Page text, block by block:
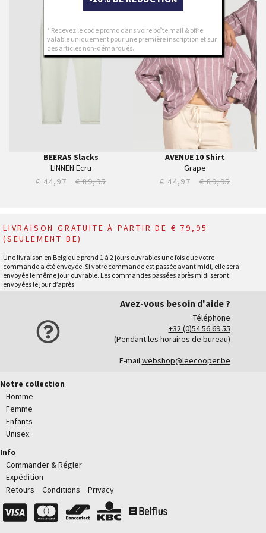
BEERAS Slacks
LINNEN Ecru
€ 44,97
€ 89,95
L
XXL
XXXL
AVENUE 10 Shirt
Grape
€ 44,97
€ 89,95
LIVRAISON GRATUITE À PARTIR DE € 79,95
(SEULEMENT BE)
Une livraison en Belgique prend 1 à 2 jours ouvrables une fois que votre
commande a été envoyée. Si votre commande est passée avant midi, elle sera
envoyée le même jour ouvrable. Les commandes passées après midi seront
envoyées le jour d’après.
Avez-vous besoin d'aide ?
Téléphone
+32 (0)54 56 69 55
(Pendant les horaires de bureau)
E-mailwebshop@leecooper.be
Notre collection
Homme
Femme
Enfants
Unisex
Info
Commander & Régler
Expédition
Retours
Conditions Privacy
* Recevez le code promo dans voire boîte mail & offre
valable uniquement pour une première inscription et sur
des articles non-démarqués.